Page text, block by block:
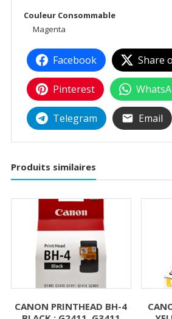
Couleur Consommable
Magenta
Facebook Share
Pinterest
Telegram Email
Produits similaires
CANON PRINTHEAD BH-4